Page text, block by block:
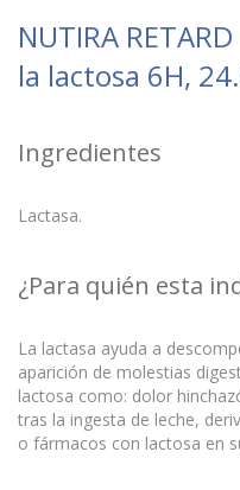
NUTIRA
la lactosa 6H,
Ingredientes
Lactasa.
¿Para quién esta
La lactasa ayuda a
aparición de molestias
lactosa como: dolor
tras la ingesta de leche,
o fármacos con lactosa en